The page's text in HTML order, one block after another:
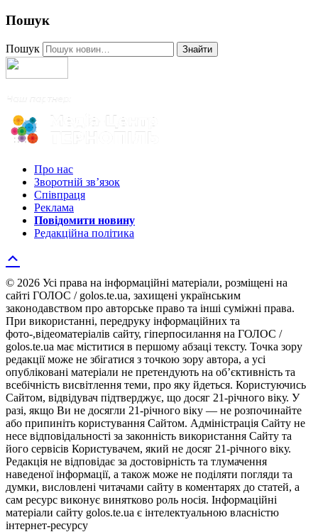
Пошук
Пошук Знайти
Про нас
Зворотній зв’язок
Співпраця
Реклама
Повідомити новину
Редакційна політика
© 2026 Усі права на інформаційні матеріали, розміщені на
сайті ГОЛОС / golos.te.ua, захищені українським
законодавством про авторське право та інші суміжні права.
При використанні, передруку інформаційних та
фото-,відеоматеріалів сайту, гіперпосилання на ГОЛОС /
golos.te.ua має міститися в першому абзаці тексту. Точка зору
редакції може не збігатися з точкою зору автора, а усі
опубліковані матеріали не претендують на об’єктивність та
всебічність висвітлення теми, про яку йдеться. Користуючись
Сайтом, відвідувач підтверджує, що досяг 21-річного віку. У
разі, якщо Ви не досягли 21-річного віку — не розпочинайте
або припиніть користування Сайтом. Адміністрація Сайту не
несе відповідальності за законність використання Сайту та
його сервісів Користувачем, який не досяг 21-річного віку.
Редакція не відповідає за достовірність та тлумачення
наведеної інформації, а також може не поділяти погляди та
думки, висловлені читачами сайту в коментарях до статей, а
сам ресурс виконує винятково роль носія. Інформаційні
матеріали сайту golos.te.ua є інтелектуальною власністю
інтернет-ресурсу